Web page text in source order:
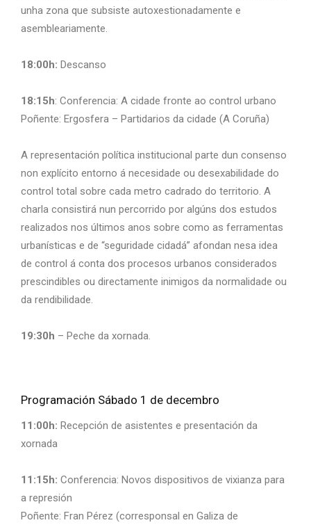
unha zona que subsiste autoxestionadamente e
asembleariamente.
18:00h: Descanso
18:15h: Conferencia: A cidade fronte ao control urbano
Poñente: Ergosfera – Partidarios da cidade (A Coruña)
A representación política institucional parte dun consenso
non explícito entorno á necesidade ou desexabilidade do
control total sobre cada metro cadrado do territorio. A
charla consistirá nun percorrido por algúns dos estudos
realizados nos últimos anos sobre como as ferramentas
urbanísticas e de “seguridade cidadá” afondan nesa idea
de control á conta dos procesos urbanos considerados
prescindibles ou directamente inimigos da normalidade ou
da rendibilidade.
19:30h – Peche da xornada.
Programación Sábado 1 de decembro
11:00h: Recepción de asistentes e presentación da
xornada
11:15h: Conferencia: Novos dispositivos de vixianza para
a represión
Poñente: Fran Pérez (corresponsal en Galiza de